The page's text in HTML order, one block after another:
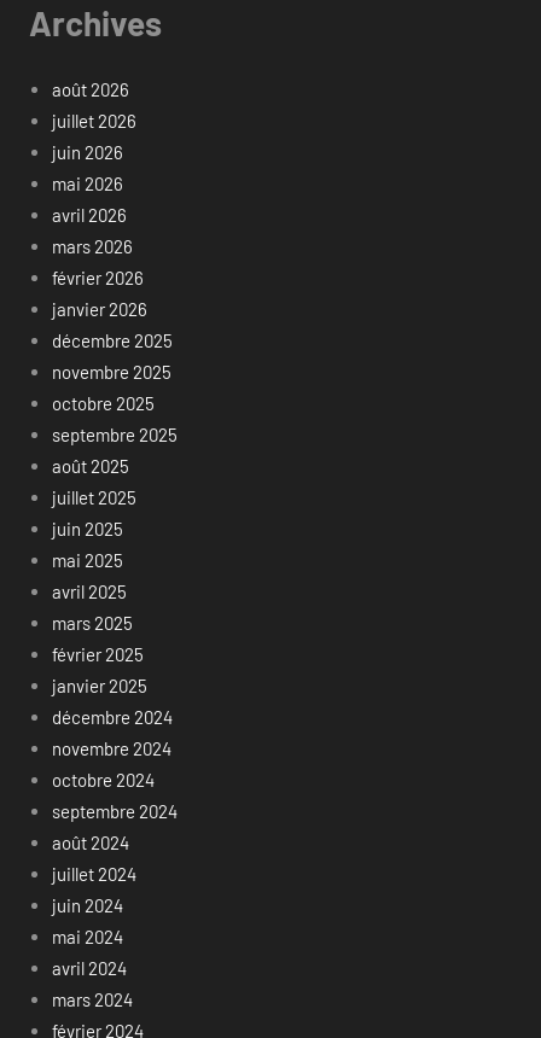
Archives
août 2026
juillet 2026
juin 2026
mai 2026
avril 2026
mars 2026
février 2026
janvier 2026
décembre 2025
novembre 2025
octobre 2025
septembre 2025
août 2025
juillet 2025
juin 2025
mai 2025
avril 2025
mars 2025
février 2025
janvier 2025
décembre 2024
novembre 2024
octobre 2024
septembre 2024
août 2024
juillet 2024
juin 2024
mai 2024
avril 2024
mars 2024
février 2024